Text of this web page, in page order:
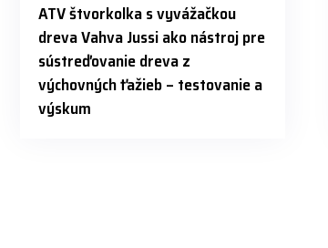
ATV štvorkolka s vyvážačkou
dreva Vahva Jussi ako nástroj pre
sústreďovanie dreva z
výchovných ťažieb – testovanie a
výskum